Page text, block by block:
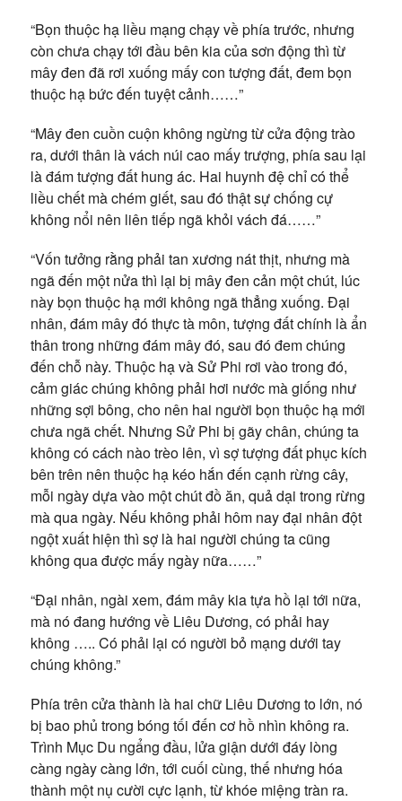
“Bọn thuộc hạ liều mạng chạy về phía trước, nhưng
còn chưa chạy tới đầu bên kia của sơn động thì từ
mây đen đã rơi xuống mấy con tượng đất, đem bọn
thuộc hạ bức đến tuyệt cảnh……”
“Mây đen cuồn cuộn không ngừng từ cửa động trào
ra, dưới thân là vách núi cao mấy trượng, phía sau lại
là đám tượng đất hung ác. Hai huynh đệ chỉ có thể
liều chết mà chém giết, sau đó thật sự chống cự
không nổi nên liên tiếp ngã khỏi vách đá……”
“Vốn tưởng rằng phải tan xương nát thịt, nhưng mà
ngã đến một nửa thì lại bị mây đen cản một chút, lúc
này bọn thuộc hạ mới không ngã thẳng xuống. Đại
nhân, đám mây đó thực tà môn, tượng đất chính là ẩn
thân trong những đám mây đó, sau đó đem chúng
đến chỗ này. Thuộc hạ và Sử Phi rơi vào trong đó,
cảm giác chúng không phải hơi nước mà giống như
những sợi bông, cho nên hai người bọn thuộc hạ mới
chưa ngã chết. Nhưng Sử Phi bị gãy chân, chúng ta
không có cách nào trèo lên, vì sợ tượng đất phục kích
bên trên nên thuộc hạ kéo hắn đến cạnh rừng cây,
mỗi ngày dựa vào một chút đồ ăn, quả dại trong rừng
mà qua ngày. Nếu không phải hôm nay đại nhân đột
ngột xuất hiện thì sợ là hai người chúng ta cũng
không qua được mấy ngày nữa……”
“Đại nhân, ngài xem, đám mây kia tựa hồ lại tới nữa,
mà nó đang hướng về Liêu Dương, có phải hay
không ….. Có phải lại có người bỏ mạng dưới tay
chúng không.”
Phía trên cửa thành là hai chữ Liêu Dương to lớn, nó
bị bao phủ trong bóng tối đến cơ hồ nhìn không ra.
Trình Mục Du ngẩng đầu, lửa giận dưới đáy lòng
càng ngày càng lớn, tới cuối cùng, thế nhưng hóa
thành một nụ cười cực lạnh, từ khóe miệng tràn ra.